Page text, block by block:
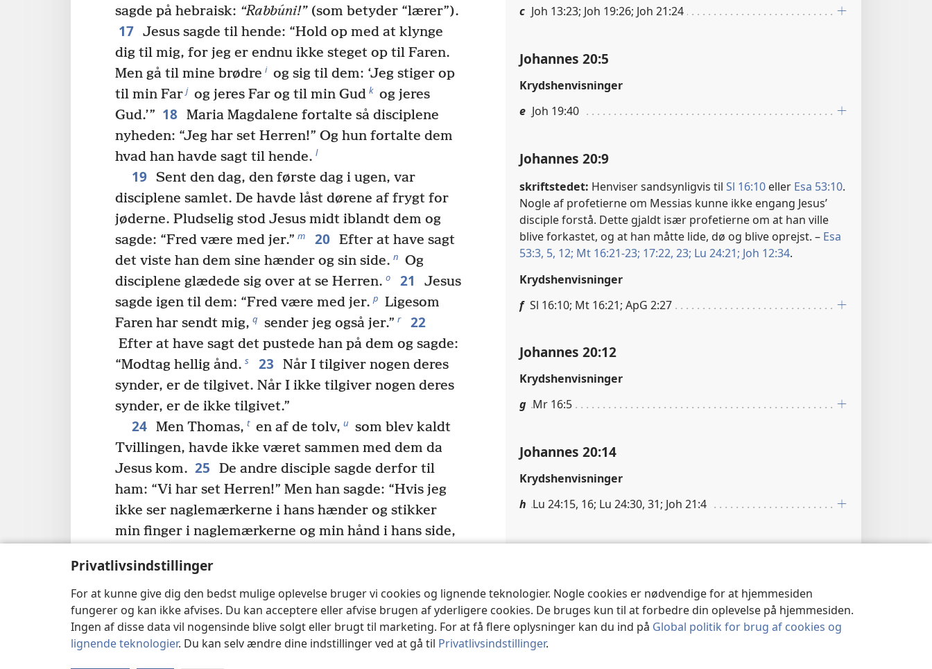
Privatlivsindstillinger
For at kunne give dig den bedst mulige oplevelse bruger vi cookies og lignende teknologier. Nogle cookies er nødvendige for at hjemmesiden
fungerer og kan ikke afvises. Du kan acceptere eller afvise brugen af yderligere cookies. De bruges kun til at forbedre din oplevelse på hjemmesiden.
Ingen af disse data vil nogensinde blive solgt eller brugt til marketing. For at få flere oplysninger kan du ind på Global politik for brug af cookies og
lignende teknologier. Du kan selv ændre dine indstillinger ved at gå til Privatlivsindstillinger.
sagde på hebraisk: “Rabbúni!”(som betyder “lærer”).
17 Jesus sagde til hende: “Hold op med at klynge
dig til mig, for jeg er endnu ikke steget op til Faren.
Men gå til mine brødre i og sig til dem: ‘Jeg stiger op
til min Far j og jeres Far og til min Gud k og jeres
Gud.’” 18 Maria Magdalene fortalte så disciplene
nyheden: “Jeg har set Herren!” Og hun fortalte dem
hvad han havde sagt til hende. l
19 Sent den dag, den første dag i ugen, var
disciplene samlet. De havde låst dørene af frygt for
jøderne. Pludselig stod Jesus midt iblandt dem og
sagde: “Fred være med jer.” m 20 Efter at have sagt
det viste han dem sine hænder og sin side. n Og
disciplene glædede sig over at se Herren. o 21
Jesus
sagde igen til dem: “Fred være med jer. p Ligesom
Faren har sendt mig, q sender jeg også jer.” r 22
Efter at have sagt det pustede han på dem og sagde:
“Modtag hellig ånd. s 23
Når I tilgiver nogen deres
synder, er de tilgivet. Når I ikke tilgiver nogen deres
synder, er de ikke tilgivet.”
24 Men Thomas, t en af de tolv, u som blev kaldt
Tvillingen, havde ikke været sammen med dem da
Jesus kom. 25
De andre disciple sagde derfor til
ham: “Vi har set Herren!” Men han sagde: “Hvis jeg
ikke ser naglemærkerne i hans hænder og stikker
min finger i naglemærkerne og min hånd i hans side,
26 Otte dage senere var hans disciple så igen
samlet i huset, og Thomas var sammen med dem. Til
trods for at dørene var låst, kom Jesus, og han stod
midt iblandt dem og sagde: “Fred være med jer.” x
c Joh 13:23; Joh 19:26; Joh 21:24
Johannes 20:5
Krydshenvisninger
e Joh 19:40
Johannes 20:9
skriftstedet: Henviser sandsynligvis til Sl 16:10 eller Esa 53:10.
Nogle af profetierne om Messias kunne ikke engang Jesus’
disciple forstå. Dette gjaldt især profetierne om at han ville
blive forkastet, og at han måtte lide, dø og blive oprejst. – Esa
53:3, 5, 12; Mt 16:21-23; 17:22, 23; Lu 24:21; Joh 12:34.
Krydshenvisninger
f Sl 16:10; Mt 16:21; ApG 2:27
Johannes 20:12
Krydshenvisninger
g Mr 16:5
Johannes 20:14
Krydshenvisninger
h Lu 24:15, 16; Lu 24:30, 31; Joh 21:4
Rabbúni!:Etsemitisk ord der betyder “min lærer”. Nogle
mener at“rabbúni” var en form der udtrykte større respekt
eller større hjertelighed end formen “rabbi”. Men her og i